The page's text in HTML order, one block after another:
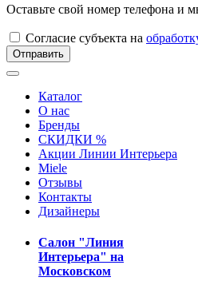
Оставьте свой номер телефона и
Согласие субъекта на
Отправить
Каталог
О нас
Бренды
СКИДКИ %
Акции Линии Интерьера
Miele
Отзывы
Контакты
Дизайнеры
Салон "Линия
Интерьера" на
Московском